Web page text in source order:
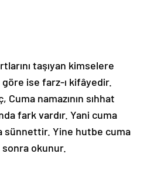
taşıyan kimselere
ise farz-ı kifâyedir.
namazının sıhhat
fark vardır. Yani cuma
sünnettir. Yine hutbe cuma
sonra okunur.